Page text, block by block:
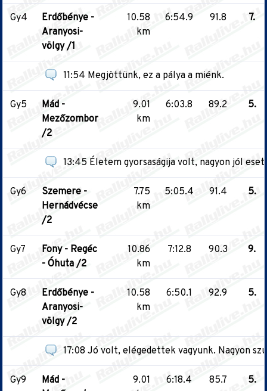
Gy4
Erdőbénye -
Aranyosi-
völgy /1
10.58
km
6:54.9 91.8 7.
11:54 Megjöttünk, ez a pálya a miénk.
Gy5
Mád -
Mezőzombor
/2
9.01
km
6:03.8 89.2 5.
13:45 Életem gyorsaságija volt, nagyon jól
Gy6
Szemere -
Hernádvécse
/2
7.75
km
5:05.4 91.4 5.
Gy7
Fony - Regéc
- Óhuta /2
10.86
km
7:12.8 90.3 9.
Gy8
Erdőbénye -
Aranyosi-
völgy /2
10.58
km
6:50.1 92.9 5.
17:08 Jó volt, elégedettek vagyunk. Nagyon
Gy9
Mád -
9.01
6:18.4 85.7 5.